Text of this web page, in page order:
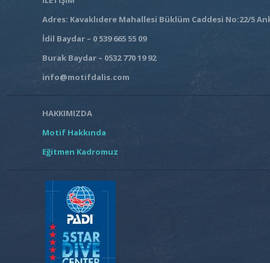
Adres: Kavaklıdere Mahallesi Büklüm Caddesi No:22/5
İdil Baydar – 0 539 665 55 09
Burak Baydar – 0532 770 19 92
info@motifdalis.com
HAKKIMIZDA
Motif Hakkında
Eğitmen Kadromuz